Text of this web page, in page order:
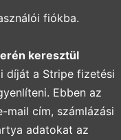
fiókba.
keresztül
díját a Stripe fizetési
Ebben az
mail cím, számlázási
adatokat az